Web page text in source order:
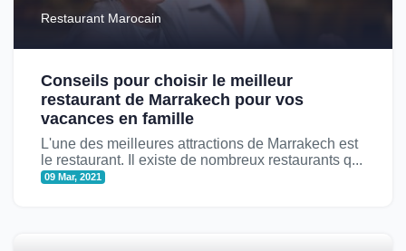
Restaurant Marocain
Conseils pour choisir le meilleur
restaurant de Marrakech pour vos
vacances en famille
L'une des meilleures attractions de Marrakech est
le restaurant. Il existe de nombreux restaurants q...
09 Mar, 2021